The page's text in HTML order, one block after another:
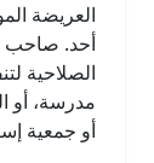
العريضة
أحد. صاحب
الصلاحية
مدرسة، أو
أو جمعية